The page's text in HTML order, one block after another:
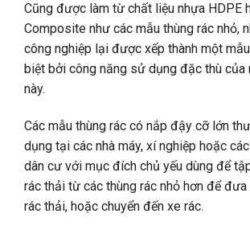
Cũng được làm từ chất liệu nhựa HDPE
Composite như các mẫu thùng rác nhỏ,
công nghiệp lại được xếp thành một
biệt bởi công năng sử dụng đặc thù của
này.
Các mẫu thùng rác có nắp đậy cỡ lớn
dụng tại các nhà máy, xí nghiệp hoặc
dân cư với mục đích chủ yếu dùng để
rác thải từ các thùng rác nhỏ hơn để
rác thải, hoặc chuyển đến xe rác.